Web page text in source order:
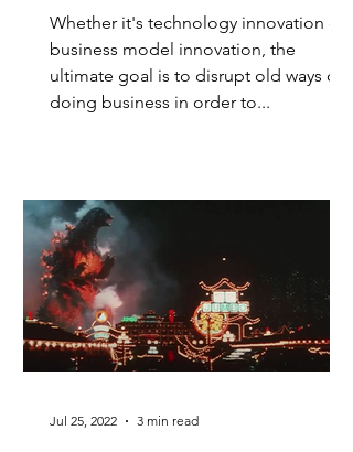
Whether it's technology innovation or
business model innovation, the
ultimate goal is to disrupt old ways of
doing business in order to...
Jul 25, 2022 3 min read